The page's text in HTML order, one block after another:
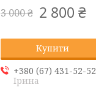
3 000 ₴ 2 800 ₴
Купити
+380 (67) 431-52-52
Ірина